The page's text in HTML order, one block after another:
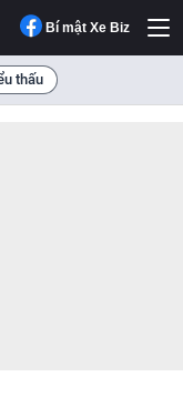
Bí mật Xe Biz
thấu